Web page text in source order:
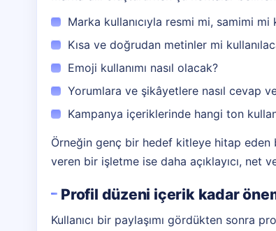
Marka kullanıcıyla resmi mi, samimi mi
Kısa ve doğrudan metinler mi
Emoji kullanımı nasıl olacak?
Yorumlara ve şikâyetlere nasıl cevap
Kampanya içeriklerinde hangi ton
Örneğin genç bir hedef kitleye hitap eden
veren bir işletme ise daha açıklayıcı, net
Profil düzeni içerik kadar
Kullanıcı bir paylaşımı gördükten sonra